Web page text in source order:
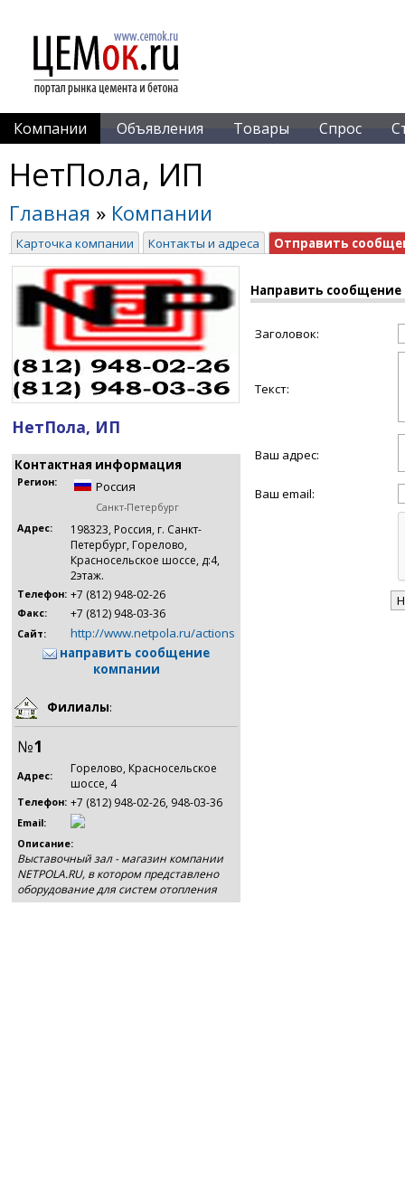
Компании Объявления Товары Спрос
НетПола, ИП
Главная » Компании
Карточка компании Контакты и адреса Отправить
НетПола, ИП
Контактная информация
Регион: Россия
Санкт-Петербург
Адрес:
198323, Россия, г. Санкт-
Петербург, Горелово,
Красносельское шоссе, д:4,
2этаж.
Телефон: +7 (812) 948-02-26
Факс: +7 (812) 948-03-36
Сайт:
http://www.netpola.ru/actions
направить сообщение
компании
Филиалы:
№1
Адрес:
Горелово, Красносельское
шоссе, 4
Телефон: +7 (812) 948-02-26, 948-03-36
Email:
Описание:
Выставочный зал - магазин компании
NETPOLA.RU, в котором представлено
оборудование для систем отопления
Направить
Заголовок:
Текст:
Ваш адрес:
Ваш email: